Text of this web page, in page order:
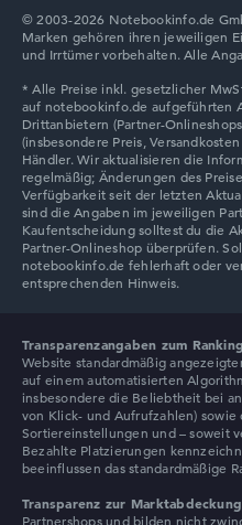
Lenovo
© 2003-2026 Notebookinfo.de
Marken gehören ihren jeweiligen
und Irrtümer vorbehalten. Alle
Transparenzangaben zum
Website standardmäßig
auf einem automatisierten
insbesondere die Beliebtheit bei
von Klick- und Aufrufzahlen)
Sortiereinstellungen und – soweit
Bezahlte Platzierungen
beeinflussen das standardmäßige
Transparenz zur
Partnershops und bilden nicht